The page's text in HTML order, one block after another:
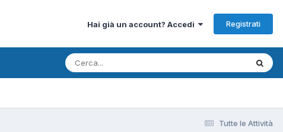
Hai già un account? Accedi Registrati
Tutte le Attività